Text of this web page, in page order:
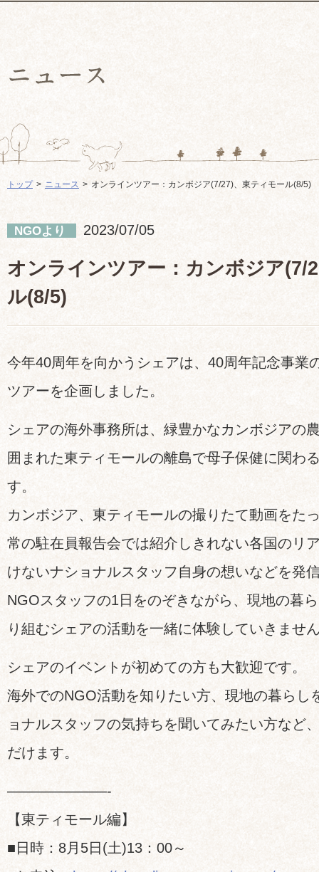
トップ ニュース オンラインツアー：カンボジア(7/27)、東ティモール(8/5)
NGOより 2023/07/05
オンラインツアー：カンボジア(7/
ル(8/5)
今年40周年を向かうシェアは、40周年記念事業
ツアーを企画しました。
シェアの海外事務所は、緑豊かなカンボジアの
囲まれた東ティモールの離島で母子保健に関わ
す。
カンボジア、東ティモールの撮りたて動画をた
常の駐在員報告会では紹介しきれない各国のリ
けないナショナルスタッフ自身の想いなどを発
NGOスタッフの1日をのぞきながら、現地の暮
り組むシェアの活動を一緒に体験していきませ
シェアのイベントが初めての方も大歓迎です。
海外でのNGO活動を知りたい方、現地の暮らし
ョナルスタッフの気持ちを聞いてみたい方など
だけます。
———————-
【東ティモール編】
■日時：8月5日(土)13：00～